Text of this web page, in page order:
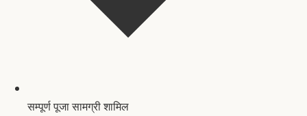
सम्पूर्ण पूजा सामग्री शामिल